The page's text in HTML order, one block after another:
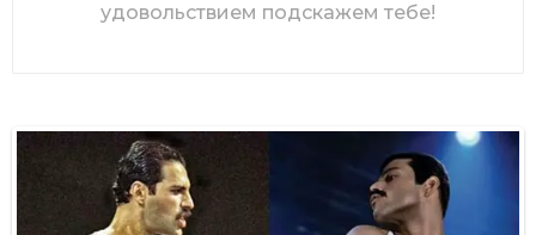
удовольствием подскажем тебе!